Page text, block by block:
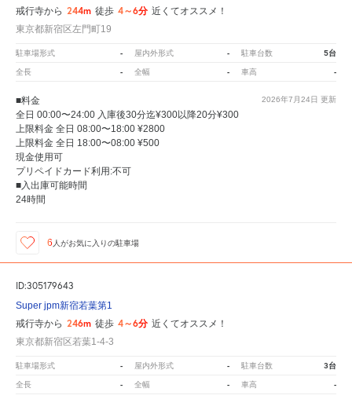
戒行寺から 244m 徒歩 4～6分 近くてオススメ！
東京都新宿区左門町19
駐車場形式 - 屋内外形式 - 駐車台数 5台
全長 - 全幅 - 車高 -
2026年7月24日 更新
■料金
全日 00:00〜24:00 入庫後30分迄¥300以降20分¥300
上限料金 全日 08:00〜18:00 ¥2800
上限料金 全日 18:00〜08:00 ¥500
現金使用可
プリペイドカード利用:不可
■入出庫可能時間
24時間
6 人がお気に入りの駐車場
ID:305179643
Super jpm新宿若葉第1
戒行寺から 246m 徒歩 4～6分 近くてオススメ！
東京都新宿区若葉1-4-3
駐車場形式 - 屋内外形式 - 駐車台数 3台
全長 - 全幅 - 車高 -